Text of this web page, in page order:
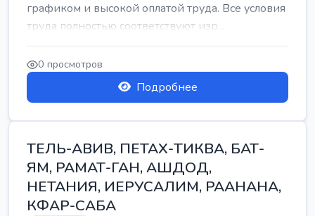
графиком и высокой оплатой труда. Все условия
труда полностью соответствуют изр...
0 просмотров
Подробнее
ТЕЛЬ-АВИВ, ПЕТАХ-ТИКВА, БАТ-
ЯМ, РАМАТ-ГАН, АШДОД,
НЕТАНИЯ, ИЕРУСАЛИМ, РААНАНА,
КФАР-САБА